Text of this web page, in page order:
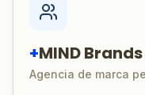
+MIND Brands
Agencia de marca